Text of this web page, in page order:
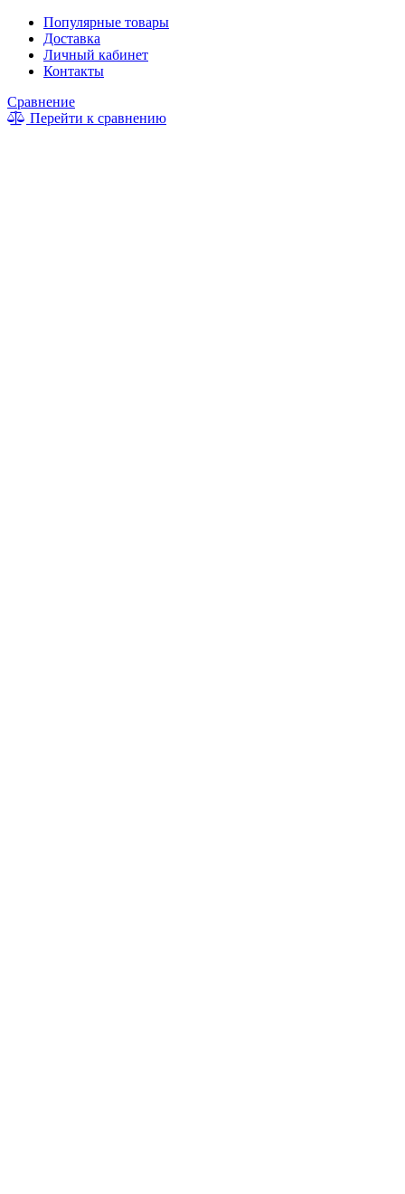
Популярные товары
Доставка
Личный кабинет
Контакты
Сравнение
Перейти к сравнению